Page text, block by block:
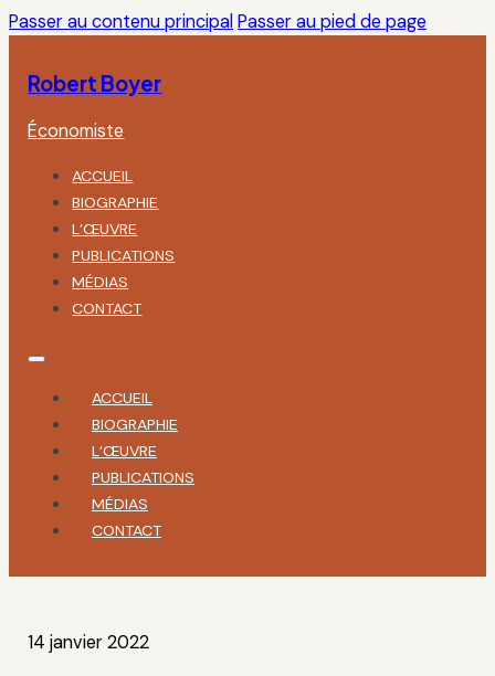
Passer au contenu principal Passer au pied de page
Robert Boyer
Économiste
ACCUEIL
BIOGRAPHIE
L’ŒUVRE
PUBLICATIONS
MÉDIAS
CONTACT
ACCUEIL
BIOGRAPHIE
L’ŒUVRE
PUBLICATIONS
MÉDIAS
CONTACT
14 janvier 2022